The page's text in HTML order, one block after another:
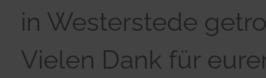
in Westerstede
Vielen Dank für